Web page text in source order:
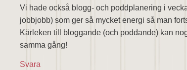
Vi hade också blogg- och poddplanering i
jobbjobb) som ger så mycket energi så man
Kärleken till bloggande (och poddande) kan
samma gång!
Svara